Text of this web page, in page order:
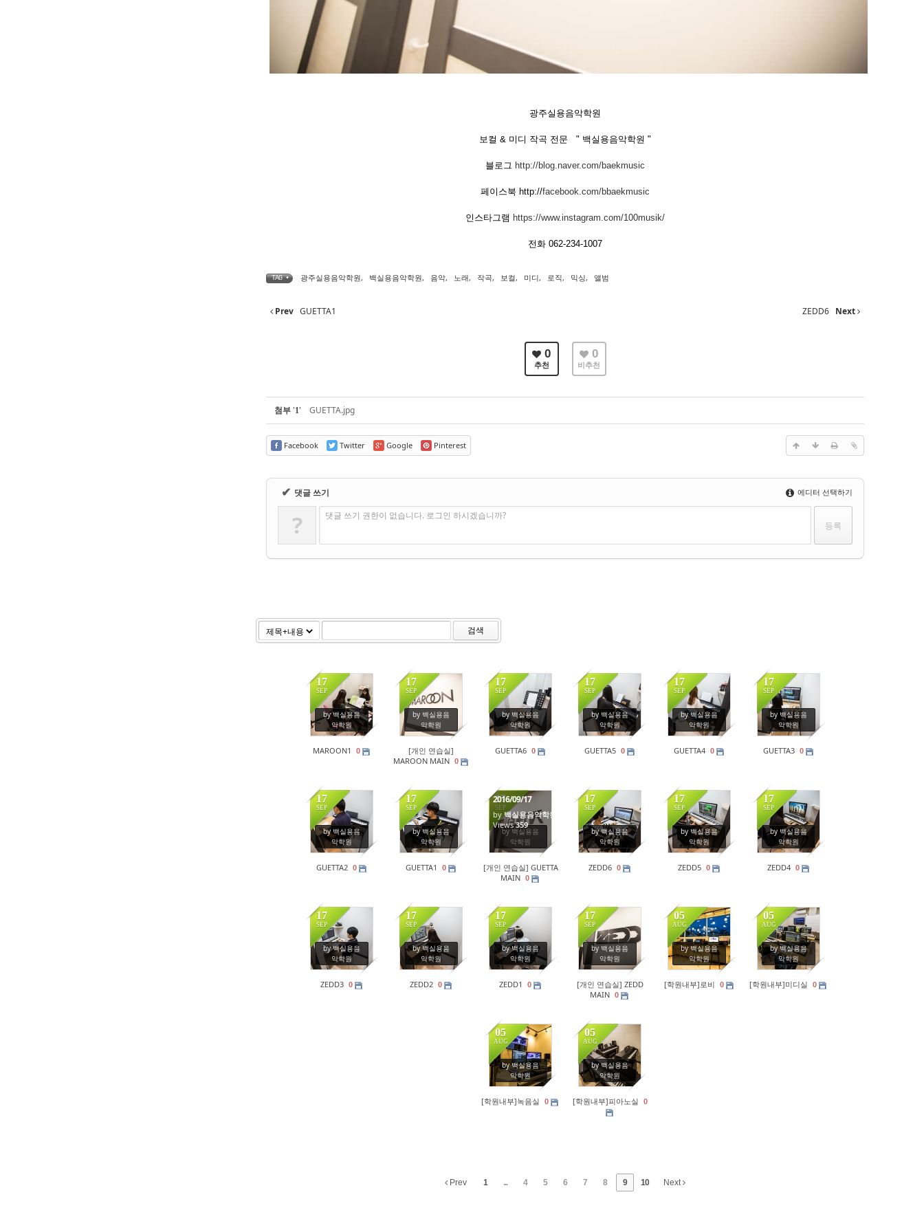
광주실용음악학원
보컬 & 미디 작곡 전문 " 백실용음악학원 "
블로그 http://blog.naver.com/baekmusic
페이스북 http://facebook.com/bbaekmusic
인스타그램 https://www.instagram.com/100musik/
전화 062-234-1007
TAG • 광주실용음악학원, 백실용음악학원, 음악, 노래, 작곡, 보컬, 미디, 로직, 믹싱, 앨범
Prev GUETTA1 ZEDD6 Next
0
추천
0
비추천
첨부'1' GUETTA.jpg
Facebook Twitter Google Pinterest
✔ 댓글 쓰기 에디터 선택하기
? 댓글 쓰기 권한이 없습니다. 로그인 하시겠습니까?
검색
17
SEP
by 백실용음
악학원
221
MAROON1 0
17
SEP
by 백실용음
악학원
6056
[개인 연습실]
MAROON MAIN
0
17
SEP
by 백실용음
악학원
199
GUETTA6 0
17
SEP
by 백실용음
악학원
204
GUETTA5 0
17
SEP
by 백실용음
악학원
190
GUETTA4 0
17
SEP
by 백실용음
악학원
248
GUETTA3 0
17
SEP
by 백실용음
악학원
218
GUETTA2 0
17
SEP
by 백실용음
악학원
214
GUETTA1 0
17
SEP
by 백실용음
악학원
2016/09/17
by백실용음악학원
Views359
[개인 연습실] GUETTA
MAIN 0
17
SEP
by 백실용음
악학원
222
ZEDD6 0
17
SEP
by 백실용음
악학원
218
ZEDD5 0
17
SEP
by 백실용음
악학원
208
ZEDD4 0
17
SEP
by 백실용음
악학원
273
ZEDD3 0
17
SEP
by 백실용음
악학원
234
ZEDD2 0
17
SEP
by 백실용음
악학원
171
ZEDD1 0
17
SEP
by 백실용음
악학원
244
[개인 연습실] ZEDD
MAIN 0
05
AUG
by 백실용음
악학원
234
[학원내부]로비 0
05
AUG
by 백실용음
악학원
297
[학원내부]미디실 0
05
AUG
by 백실용음
악학원
388
[학원내부]녹음실 0
05
AUG
by 백실용음
악학원
197
[학원내부]피아노실 0
Prev 1 ... 4 5 6 7 8 9 10 Next